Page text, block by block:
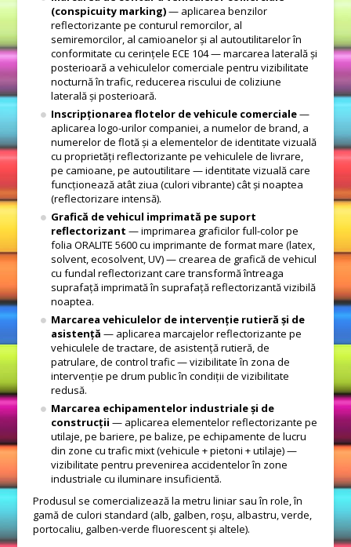
(conspicuity marking)— aplicarea benzilor
reflectorizante pe conturul remorcilor, al
semiremorcilor, al camioanelor și al autoutilitarelor în
conformitate cu cerințele ECE 104 — marcarea laterală și
posterioară a vehiculelor comerciale pentru vizibilitate
nocturnă în trafic, reducerea riscului de coliziune
laterală și posterioară.
Inscripționarea flotelor de vehicule comerciale—
aplicarea logo-urilor companiei, a numelor de brand, a
numerelor de flotă și a elementelor de identitate vizuală
cu proprietăți reflectorizante pe vehiculele de livrare,
pe camioane, pe autoutilitare — identitate vizuală care
funcționează atât ziua (culori vibrante) cât și noaptea
(reflectorizare intensă).
Grafică de vehicul imprimată pe suport
reflectorizant — imprimarea graficilor full-color pe
folia ORALITE 5600 cu imprimante de format mare (latex,
solvent, ecosolvent, UV) — crearea de grafică de vehicul
cu fundal reflectorizant care transformă întreaga
suprafață imprimată în suprafață reflectorizantă vizibilă
noaptea.
Marcarea vehiculelor de intervenție rutieră și de
asistență — aplicarea marcajelor reflectorizante pe
vehiculele de tractare, de asistență rutieră, de
patrulare, de control trafic — vizibilitate în zona de
intervenție pe drum public în condiții de vizibilitate
redusă.
Marcarea echipamentelor industriale și de
construcții — aplicarea elementelor reflectorizante pe
utilaje, pe bariere, pe balize, pe echipamente de lucru
din zone cu trafic mixt (vehicule + pietoni + utilaje) —
vizibilitate pentru prevenirea accidentelor în zone
industriale cu iluminare insuficientă.
Produsul se comercializează la metru liniar sau în role, în
gamă de culori standard (alb, galben, roșu, albastru, verde,
portocaliu, galben-verde fluorescent și altele).